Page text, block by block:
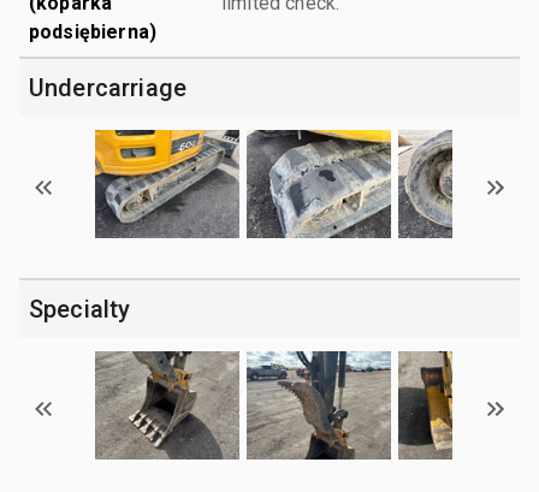
podsiębierna)
Undercarriage
Specialty